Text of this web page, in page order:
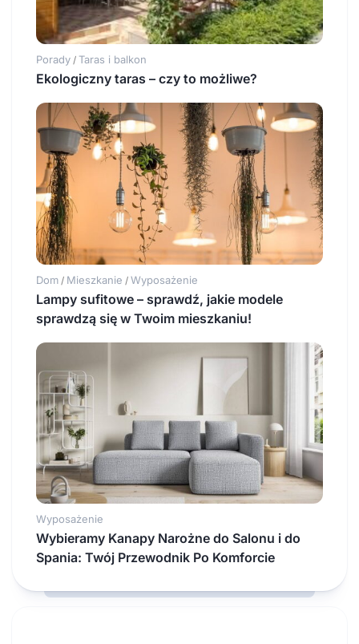
Porady / Taras i balkon
Ekologiczny taras – czy to możliwe?
Dom / Mieszkanie / Wyposażenie
Lampy sufitowe – sprawdź, jakie modele
sprawdzą się w Twoim mieszkaniu!
Wyposażenie
Wybieramy Kanapy Narożne do Salonu i do
Spania: Twój Przewodnik Po Komforcie